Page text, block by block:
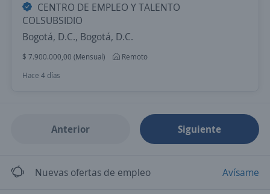
CENTRO DE EMPLEO Y TALENTO
COLSUBSIDIO
Bogotá, D.C., Bogotá, D.C.
$ 7.900.000,00 (Mensual)
Remoto
Hace 4 días
Anterior Siguiente
Nuevas ofertas de empleo Avísame